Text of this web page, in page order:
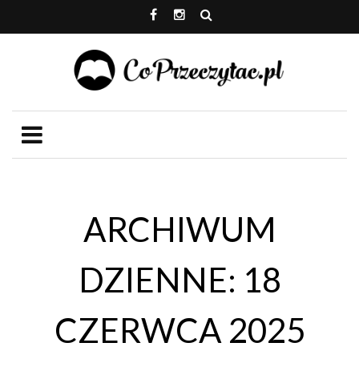
ARCHIWUM
DZIENNE: 18
CZERWCA 2025